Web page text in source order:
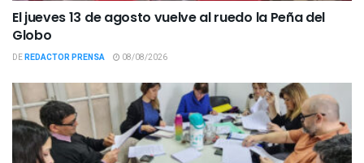
El jueves 13 de agosto vuelve al ruedo la Peña del
Globo
DEREDACTOR PRENSA 08/08/2026